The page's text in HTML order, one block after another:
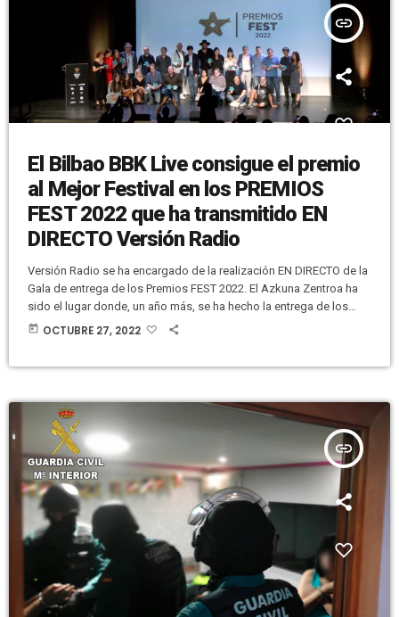
insert_link
El Bilbao BBK Live consigue el premio
al Mejor Festival en los PREMIOS
FEST 2022 que ha transmitido EN
DIRECTO Versión Radio
Versión Radio se ha encargado de la realización EN DIRECTO de la
Gala de entrega de los Premios FEST 2022. El Azkuna Zentroa ha
sido el lugar donde, un año más, se ha hecho la entrega de los
premios de los Festivales de Música de España. El Premio
today OCTUBRE 27, 2022
insert_link